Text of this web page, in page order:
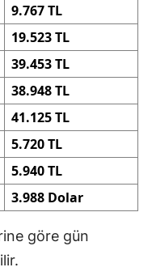
9.767 TL
19.523 TL
39.453 TL
38.948 TL
41.125 TL
5.720 TL
5.940 TL
3.988 Dolar
göre gün